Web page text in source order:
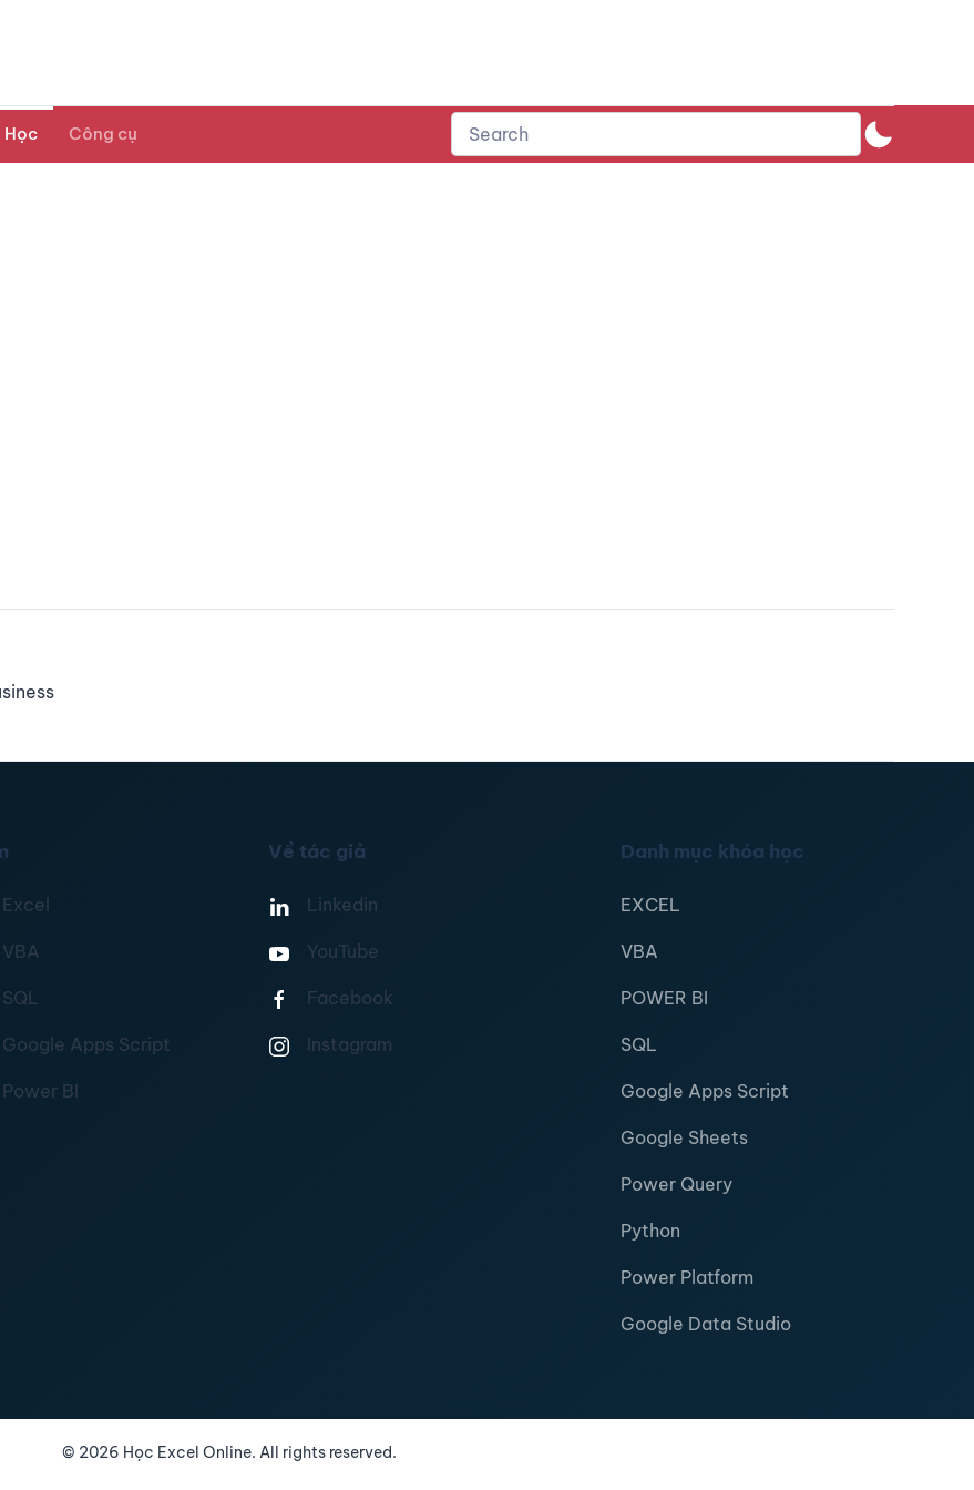
Học Công cụ
Apps Script
BI
Về tác giả
Linkedin
YouTube
Facebook
Instagram
Danh mục khóa học
EXCEL
VBA
POWER BI
SQL
Google Apps Script
Google Sheets
Power Query
Python
Power Platform
Google Data Studio
© 2026 Học Excel Online. All rights reserved.